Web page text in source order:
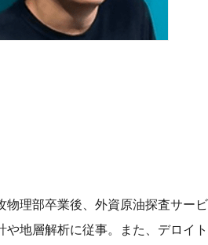
理部卒業後、外資原油探査サー
地層解析に従事。また、デロイ